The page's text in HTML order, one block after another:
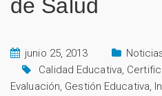
de Salud
junio 25, 2013
Calidad Educativa,
Evaluación, Gestión Educativa,